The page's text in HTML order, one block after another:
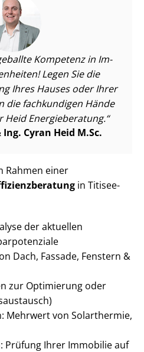
Kompetenz in Im­
Legen Sie die
Ihres Hauses oder Ihrer
die fachkundigen Hände
Heid Energieberatung.
Cyran Heid M.Sc.
Rahmen einer
in Titisee-
der aktuellen
Dach, Fassade, Fenstern &
zur Optimierung oder
Mehrwert von Solarthermie,
Prüfung Ihrer Immobilie auf